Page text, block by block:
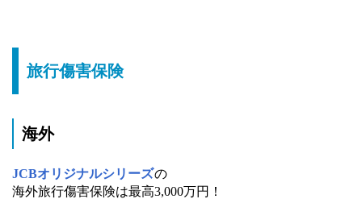
旅行傷害保険
海外
JCBオリジナルシリーズの
海外旅行傷害保険は最高3,000万円！